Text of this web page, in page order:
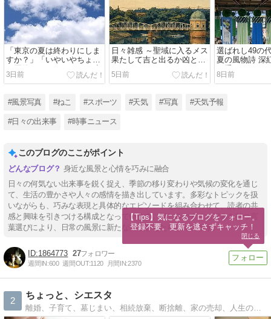
「東京の夏は終わりにしま
すか？」「いやいやちょっ
と夏休みを下さいよ」と呟
く夏の太陽
3日前
日々雑感 ～聖域に入るメス
果たして吉と出るか凶と出
るか～
5日前
選ばれし49の
夏の風物詩 深
を手にするの
8日前
#風景写真 #ねこ #スポーツ #天気 #写真 #天気予報
#日々の出来事 #時事ニュース
このブログのここがポイント
身近な風景と心情を巧みに融合
日々の何気ない出来事を鋭く捉え、季節の移り変わりや気候の変化を通じ
て、生活の豊かさや人々の感情を描き出しています。多彩なトピックを扱
いながらも、巧みな表現と具体的なエピソードを組み合わせて、読者の共
感と興味を引きつける構成となっています。親しみやすくも深みを持つ言
葉選びにより、日常の風景に新たな視点をもたらしています。
1864773 27
週間IN:600 週間OUT:1120 月間IN:2370
2
ちょっと、シエスタ
離婚、子育て、墓じまい、相続放棄、断捨離、家の売却、人生の大仕事が終わりシンプルで毎日お昼寝できる暮らしを送りたい61歳、元おひとりさまブログ。
【Tips】気になるブログをフォロー。
登録不要。更新を逃さずキャッチ！
閉じる